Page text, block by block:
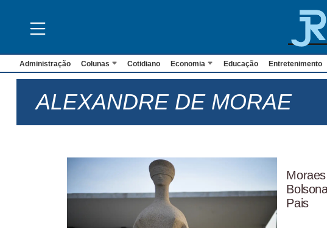
Administração Colunas Cotidiano Economia Educação Entretenimento
ALEXANDRE DE MORAE
Pais